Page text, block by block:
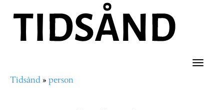
hovedinnhold
Toggle
Navigasjonssti
Tidsånd person